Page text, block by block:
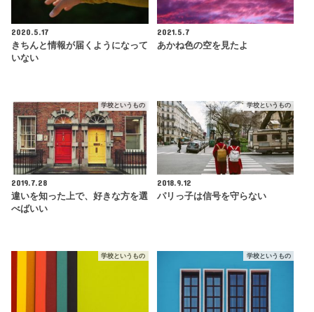
2020.5.17
きちんと情報が届くようになって
いない
2021.5.7
あかね色の空を見たよ
学校というもの
2019.7.28
違いを知った上で、好きな方を選
べばいい
学校というもの
2018.9.12
パリっ子は信号を守らない
学校というもの 学校というもの